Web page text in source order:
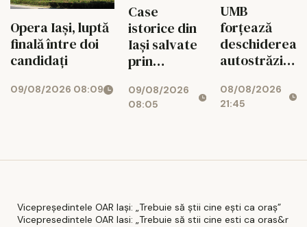
Opera Iași, luptă
finală între doi
candidați
09/08/2026 08:09
Case
istorice din
Iași salvate
prin
clinici și
birouri
09/08/2026
08:05
UMB
forțează
deschiderea
autostrăzii
la Bacău
08/08/2026
21:45
Vicepreședintele OAR Iași: „Trebuie să știi cine ești ca oraș”
Vicepresedintele OAR Iasi: „Trebuie să stii cine esti ca oras&r